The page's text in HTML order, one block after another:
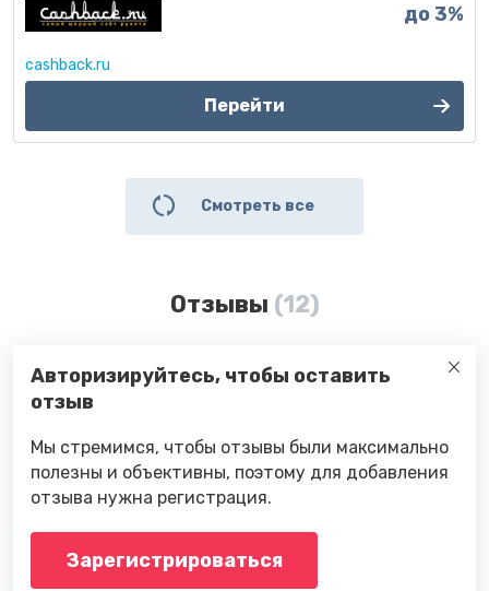
cashback.ru
до 3%
Перейти
Смотреть все
Отзывы (12)
Авторизируйтесь, чтобы оставить
отзыв
Мы стремимся, чтобы отзывы были максимально
полезны и объективны, поэтому для добавления
отзыва нужна регистрация.
Зарегистрироваться